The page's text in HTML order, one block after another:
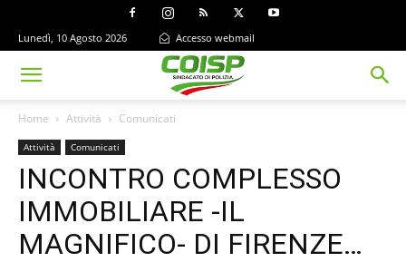
Lunedì, 10 Agosto 2026 Accesso webmail
Home Attività Comunicati
Attività Comunicati
INCONTRO COMPLESSO
IMMOBILIARE -IL
MAGNIFICO- DI FIRENZE…